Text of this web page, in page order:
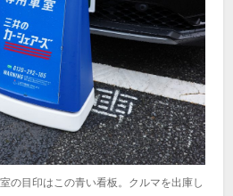
の目印はこの青い看板。クルマを出庫し